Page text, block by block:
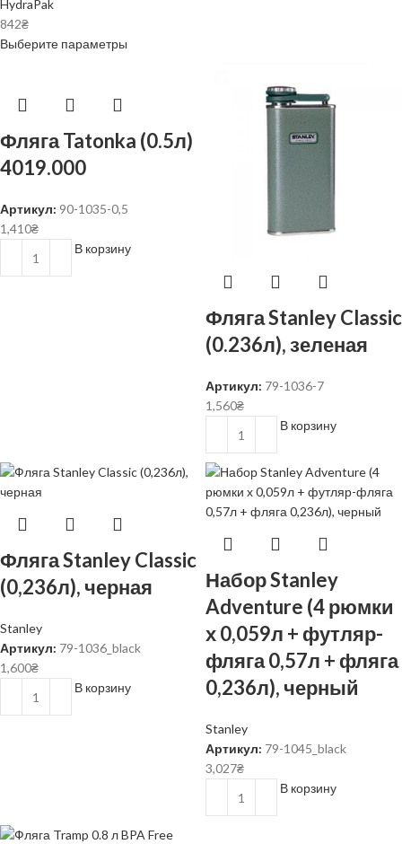
HydraPak
842₴
Выберите параметры
Фляга Tatonka (0.5л)
4019.000
Артикул: 90-1035-0,5
1,410₴
В корзину
Фляга Stanley Classic
(0.236л), зеленая
Артикул: 79-1036-7
1,560₴
В корзину
Фляга Stanley Classic
(0,236л), черная
Stanley
Артикул: 79-1036_black
1,600₴
В корзину
Набор Stanley
Adventure (4 рюмки
х 0,059л + футляр-
фляга 0,57л + фляга
0,236л), черный
Stanley
Артикул: 79-1045_black
3,027₴
В корзину